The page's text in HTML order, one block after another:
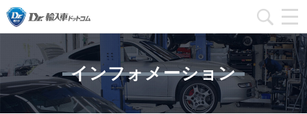
加盟店一覧
加盟店ブログ一覧
インフォメーション